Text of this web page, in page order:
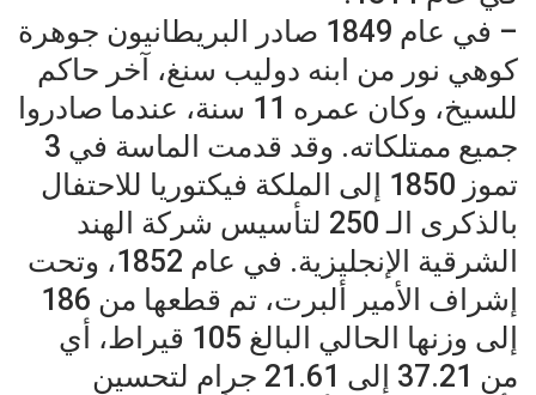
– في عام 1849 صادر البريطانيون جوهرة
كوهي نور من ابنه دوليب سنغ، آخر حاكم
للسيخ، وكان عمره 11 سنة، عندما صادروا
جميع ممتلكاته. وقد قدمت الماسة في 3
تموز 1850 إلى الملكة فيكتوريا للاحتفال
بالذكرى الـ 250 لتأسيس شركة الهند
الشرقية الإنجليزية. في عام 1852، وتحت
إشراف الأمير ألبرت، تم قطعها من 186
إلى وزنها الحالي البالغ 105 قيراط، أي
من 37.21 إلى 21.61 جرام لتحسين